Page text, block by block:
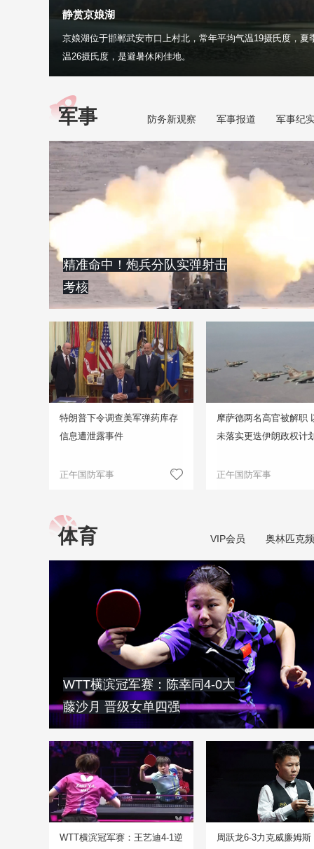
静赏京娘湖
京娘湖位于邯郸武安市口上村北，常年平均气温19摄氏度，夏
温26摄氏度，是避暑休闲佳地。
军事 防务新观察 军事报道 军事纪
精准命中！炮兵分队实弹射击
考核
特朗普下令调查美军弹药库存
信息遭泄露事件
正午国防军事
摩萨德两名高官被解职
未落实更迭伊朗政权计
正午国防军事
体育 VIP会员 奥林匹克
WTT横滨冠军赛：陈幸同4-0大
藤沙月 晋级女单四强
WTT横滨冠军赛：王艺迪4-1逆
周跃龙6-3力克威廉姆斯